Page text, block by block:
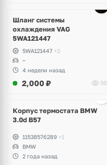
Шланг системы
охлаждения VAG
5WA121447
5WA121447 +2
~
4 недели назад
2,000 ₽ 50
Корпус термостата BMW
3.0d B57
11538576289 +1
BMW
2 года назад